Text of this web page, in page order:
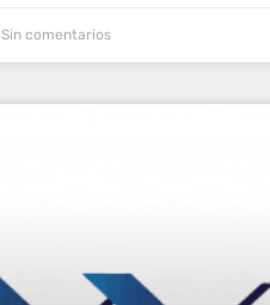
Sin comentarios